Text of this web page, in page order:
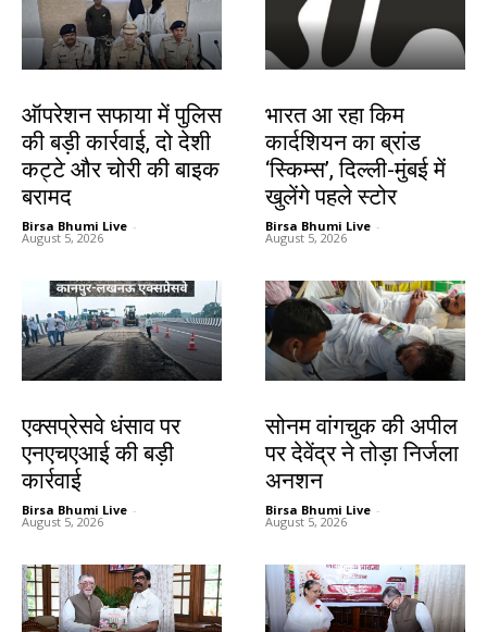
ऑपरेशन सफाया में पुलिस
की बड़ी कार्रवाई, दो देशी
कट्टे और चोरी की बाइक
बरामद
Birsa Bhumi Live -
August 5, 2026
भारत आ रहा किम
कार्दशियन का ब्रांड
‘स्किम्स’, दिल्ली-मुंबई में
खुलेंगे पहले स्टोर
Birsa Bhumi Live -
August 5, 2026
एक्सप्रेसवे धंसाव पर
एनएचएआई की बड़ी
कार्रवाई
Birsa Bhumi Live -
August 5, 2026
सोनम वांगचुक की अपील
पर देवेंद्र ने तोड़ा निर्जला
अनशन
Birsa Bhumi Live -
August 5, 2026